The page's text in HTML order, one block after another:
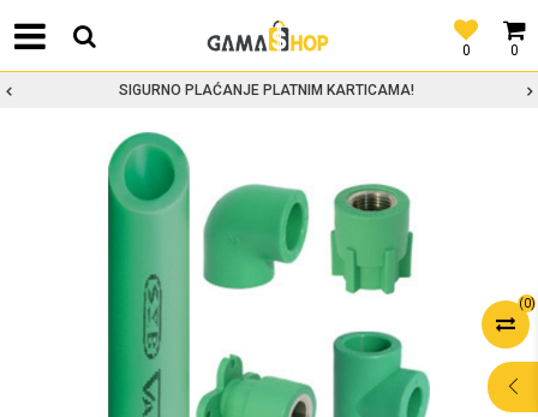
0
0
SIGURNO PLAĆANJE PLATNIM KARTICAMA!
(0)